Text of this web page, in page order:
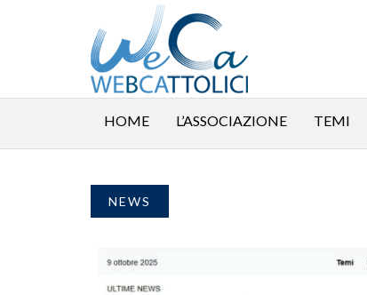
HOME L’ASSOCIAZIONE TEMI
NEWS